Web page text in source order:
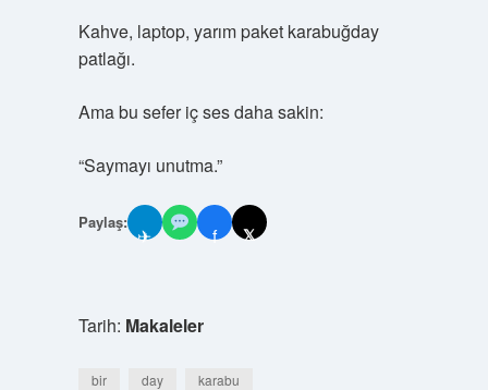
Kahve, laptop, yarım paket karabuğday
patlağı.
Ama bu sefer iç ses daha sakin:
“Saymayı unutma.”
Paylaş:
✈ f 𝕏
Tarih: Makaleler
bir day karabu